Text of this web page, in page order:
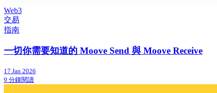
Web3
交易
指南
一切你需要知道的 Moove Send 與 Moove Receive
17 Jan 2026
9 分鐘閱讀